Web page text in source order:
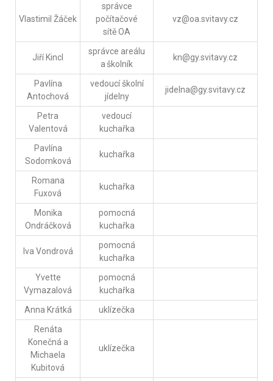
Vlastimil Žáček
správce
počítačové
sítě OA
vz@oa.svitavy.cz
Jiří Kincl
správce areálu
a školník
kn@gy.svitavy.cz
Pavlína
Antochová
vedoucí školní
jídelny
jidelna@gy.svitavy.cz
Petra
Valentová
vedoucí
kuchařka
Pavlína
Sodomková
kuchařka
Romana
Fuxová
kuchařka
Monika
Ondráčková
pomocná
kuchařka
Iva Vondrová
pomocná
kuchařka
Yvette
Vymazalová
pomocná
kuchařka
Anna Krátká
uklízečka
Renáta
Konečná a
Michaela
Kubitová
uklízečka